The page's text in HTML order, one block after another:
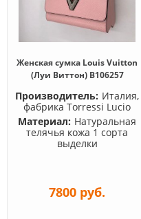
Женская сумка Louis Vuitton
(Луи Виттон) B106257
Производитель: Италия,
фабрика Torressi Lucio
Материал: Натуральная
телячья кожа 1 сорта
выделки
7800 руб.